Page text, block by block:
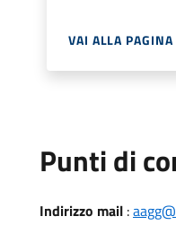
VAI ALLA PAGINA
Punti di
Indirizzo mail :